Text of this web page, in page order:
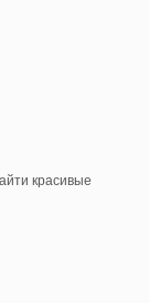
красивые